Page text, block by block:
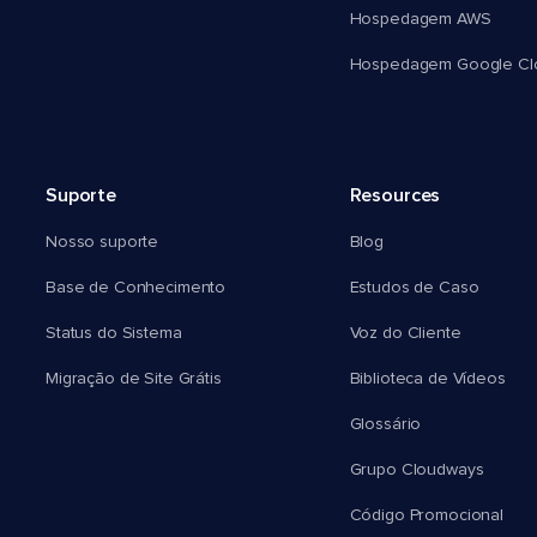
Hospedagem AWS
Hospedagem Google
Suporte
Nosso suporte
Base de Conhecimento
Status do Sistema
Migração de Site Grátis
Resources
Blog
Estudos de Caso
Voz do Cliente
Biblioteca de Vídeos
Glossário
Grupo Cloudways
Código Promocional